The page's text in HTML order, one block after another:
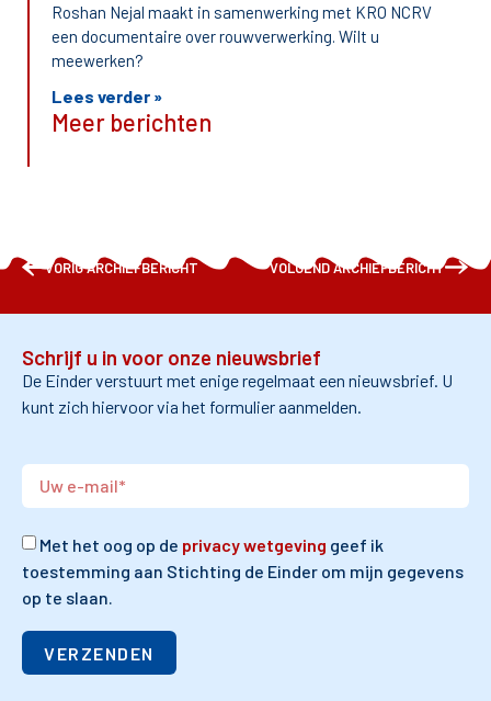
Meer berichten
Roshan Nejal maakt in samenwerking met KRO NCRV
een documentaire over rouwverwerking. Wilt u
meewerken?
Lees verder »
VORIG ARCHIEFBERICHT VOLGEND ARCHIEFBERICHT
Schrijf u in voor onze nieuwsbrief
De Einder verstuurt met enige regelmaat een nieuwsbrief. U
kunt zich hiervoor via het formulier aanmelden.
Met het oog op de privacy wetgeving geef ik
toestemming aan Stichting de Einder om mijn gegevens
op te slaan.
VERZENDEN